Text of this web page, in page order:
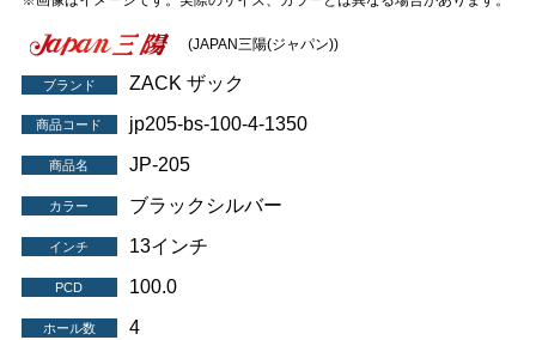
(JAPAN三陽(ジャパン))
ブランド ZACK ザック
商品コード jp205-bs-100-4-1350
商品名 JP-205
カラー ブラックシルバー
インチ 13インチ
PCD 100.0
ホール数 4